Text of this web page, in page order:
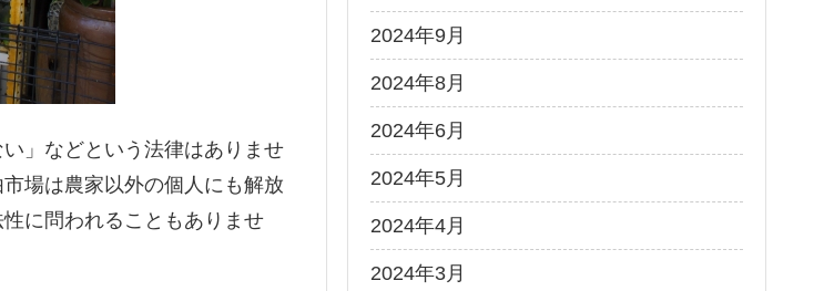
」などという法律はありませ
場は農家以外の個人にも解放
に問われることもありませ
2024年9月
2024年8月
2024年6月
2024年5月
2024年4月
2024年3月